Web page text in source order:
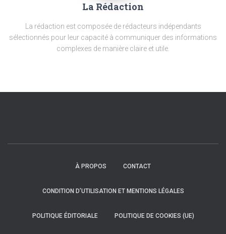
La Rédaction
La rédaction est composée de rédacteurs indépendants
sélectionnés pour leur capacité à communiquer des informations
complexes de manière claire et utile.
À PROPOS CONTACT
CONDITION D’UTILISATION ET MENTIONS LÉGALES
POLITIQUE ÉDITORIALE POLITIQUE DE COOKIES (UE)